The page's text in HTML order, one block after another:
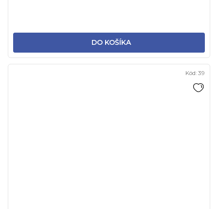
DO KOŠÍKA
Kód: 39